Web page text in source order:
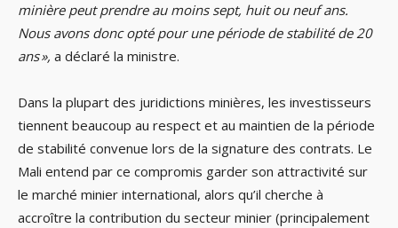
minière peut prendre au moins sept, huit ou neuf ans.
Nous avons donc opté pour une période de stabilité de 20
ans », a déclaré la ministre.
Dans la plupart des juridictions minières, les investisseurs
tiennent beaucoup au respect et au maintien de la période
de stabilité convenue lors de la signature des contrats. Le
Mali entend par ce compromis garder son attractivité sur
le marché minier international, alors qu’il cherche à
accroître la contribution du secteur minier (principalement